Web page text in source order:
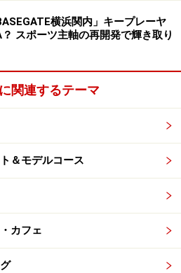
バーガー（1100円）」にプラス
14-9 アソビル 1階「横浜駅東口
ム15:00 - 17:00／ディナータイ
横浜関内」キープレーヤ
スポーツ主軸の再開発で輝き取り
関連するテーマ
＆モデルコース
カフェ